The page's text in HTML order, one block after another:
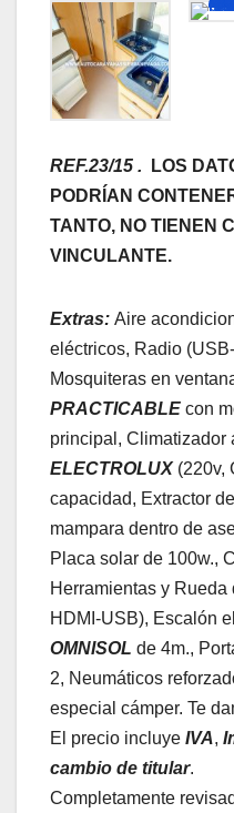
REF.23/15 .
LOS
PODRÍAN
TANTO, NO TIENEN
VINCULANTE.
Extras: Aire
eléctricos, Radio
Mosquiteras en
PRACTICABLE con
principal, Climatizador
ELECTROLUX (220v,
capacidad, Extractor
mampara dentro de
Placa solar de 100w.,
Herramientas y Rueda
HDMI-USB), Escalón
OMNISOL de 4m.,
2, Neumáticos
especial cámper. Te
El precio incluye IVA,
cambio de titular.
Completamente